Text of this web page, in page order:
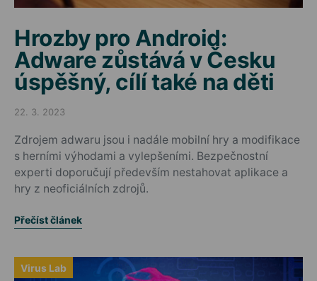
Hrozby pro Android:
Adware zůstává v Česku
úspěšný, cílí také na děti
Posted on
22. 3. 2023
Zdrojem adwaru jsou i nadále mobilní hry a modifikace
s herními výhodami a vylepšeními. Bezpečnostní
experti doporučují především nestahovat aplikace a
hry z neoficiálních zdrojů.
Přečíst článek
Virus Lab